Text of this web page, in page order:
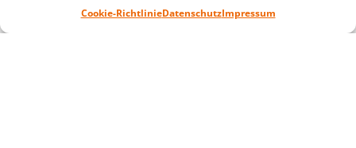
Cookie-RichtlinieDatenschutzImpressum
Haltestelle Waldplatz/Arena. Kostenfreies